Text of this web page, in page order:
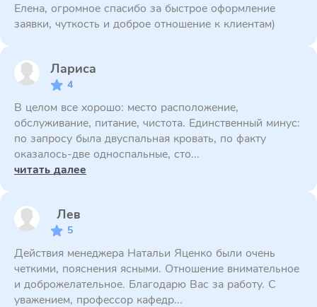
Елена, огромное спасибо за быстрое оформление
заявки, чуткость и доброе отношение к клиентам)
Лариса
4
В целом все хорошо: место расположение,
обслуживание, питание, чистота. Единственный минус:
по запросу была двуспальная кровать, по факту
оказалось-две односпальные, сто...
читать далее
Лев
5
Действия менеджера Натальи Яценко были очень
четкими, пояснения ясными. Отношение внимательное
и доброжелательное. Благодарю Вас за работу. С
уважением, профессор кафедр...